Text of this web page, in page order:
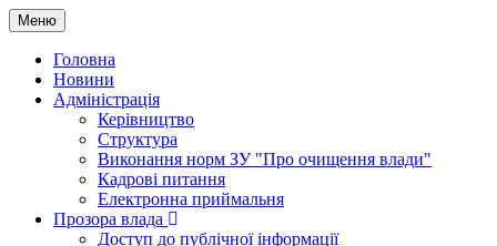
Меню
Головна
Новини
Адміністрація
Керівництво
Структура
Виконання норм ЗУ "Про очищення влади"
Кадрові питання
Електронна приймальня
Прозора влада
Доступ до публічної інформації